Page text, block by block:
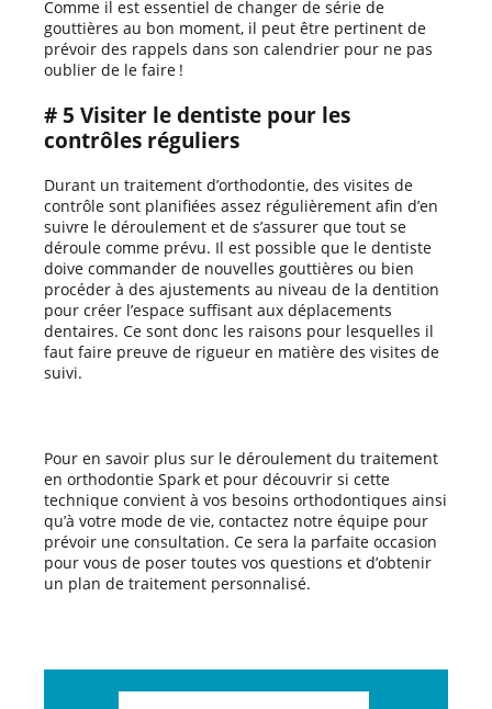
Comme il est essentiel de changer de série de
gouttières au bon moment, il peut être pertinent de
prévoir des rappels dans son calendrier pour ne pas
oublier de le faire !
# 5 Visiter le dentiste pour les
contrôles réguliers
Durant un traitement d’orthodontie, des visites de
contrôle sont planifiées assez régulièrement afin d’en
suivre le déroulement et de s’assurer que tout se
déroule comme prévu. Il est possible que le dentiste
doive commander de nouvelles gouttières ou bien
procéder à des ajustements au niveau de la dentition
pour créer l’espace suffisant aux déplacements
dentaires. Ce sont donc les raisons pour lesquelles il
faut faire preuve de rigueur en matière des visites de
suivi.
Pour en savoir plus sur le déroulement du traitement
en orthodontie Spark et pour découvrir si cette
technique convient à vos besoins orthodontiques ainsi
qu’à votre mode de vie, contactez notre équipe pour
prévoir une consultation. Ce sera la parfaite occasion
pour vous de poser toutes vos questions et d’obtenir
un plan de traitement personnalisé.